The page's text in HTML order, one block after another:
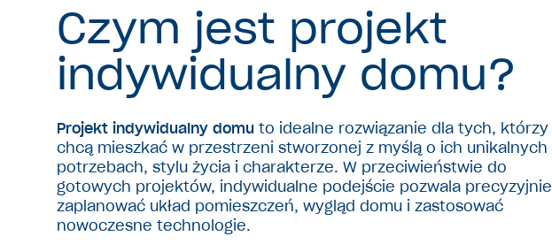
Czym jest projekt
indywidualny domu?
Projekt indywidualny domu to idealne rozwiązanie dla tych, którzy
chcą mieszkać w przestrzeni stworzonej z myślą o ich unikalnych
potrzebach, stylu życia i charakterze. W przeciwieństwie do
gotowych projektów, indywidualne podejście pozwala precyzyjnie
zaplanować układ pomieszczeń, wygląd domu i zastosować
nowoczesne technologie.